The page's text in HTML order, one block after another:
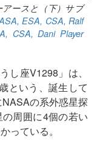
ースと（下）サブ
ESA, CSA, Ralf
CSA, Dani Player
し座V1298」は、
という、誕生して
の系外惑星探
周囲に4個の若い
っている。